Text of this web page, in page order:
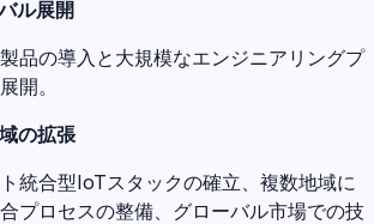
ル展開
品の導入と大規模なエンジニアリングプ
開。
の拡張
統合型IoTスタックの確立、複数地域に
プロセスの整備、グローバル市場での技